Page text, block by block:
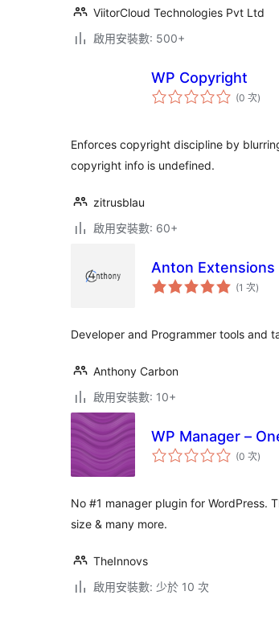
ViitorCloud Technologies Pvt Ltd
啟用安裝數: 500+
WP Copyright
(0 次評
分)
Enforces copyright discipline by
copyright info is undefined.
zitrusblau
啟用安裝數: 60+
Anton Extensions
(1 次評
分)
Developer and Programmer tools and
Anthony Carbon
啟用安裝數: 10+
WP Manager –
(0 次評
分)
No #1 manager plugin for WordPress.
size & many more.
TheInnovs
啟用安裝數: 少於 10 次